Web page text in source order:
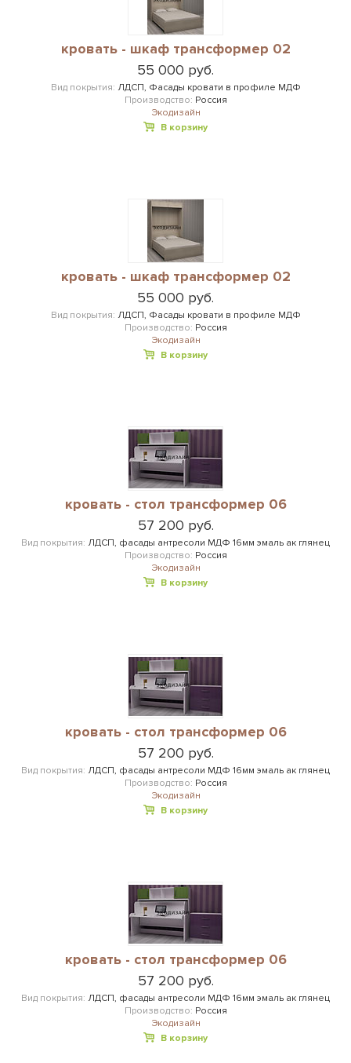
кровать - шкаф трансформер 02
55 000 руб.
Вид покрытия: ЛДСП, Фасады кровати в профиле МДФ
Производство: Россия
Экодизайн
В корзину
кровать - шкаф трансформер 02
55 000 руб.
Вид покрытия: ЛДСП, Фасады кровати в профиле МДФ
Производство: Россия
Экодизайн
В корзину
кровать - стол трансформер 06
57 200 руб.
Вид покрытия: ЛДСП, фасады антресоли МДФ 16мм эмаль ак глянец
Производство: Россия
Экодизайн
В корзину
кровать - стол трансформер 06
57 200 руб.
Вид покрытия: ЛДСП, фасады антресоли МДФ 16мм эмаль ак глянец
Производство: Россия
Экодизайн
В корзину
кровать - стол трансформер 06
57 200 руб.
Вид покрытия: ЛДСП, фасады антресоли МДФ 16мм эмаль ак глянец
Производство: Россия
Экодизайн
В корзину